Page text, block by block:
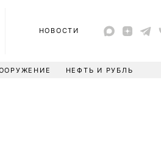
НОВОСТИ
НЕФТЬ И РУБЛЬ